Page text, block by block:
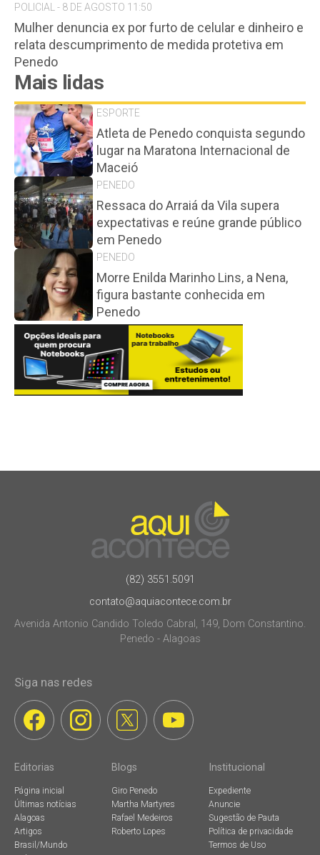
POLICIAL - 8 DE AGOSTO 11:50
Mulher denuncia ex por furto de celular e dinheiro e
relata descumprimento de medida protetiva em
Penedo
Mais lidas
ESPORTE
Atleta de Penedo conquista segundo
lugar na Maratona Internacional de
Maceió
PENEDO
Ressaca do Arraiá da Vila supera
expectativas e reúne grande público
em Penedo
PENEDO
Morre Enilda Marinho Lins, a Nena,
figura bastante conhecida em
Penedo
(82) 3551.5091
contato@aquiacontece.com.br
Avenida Antonio Candido Toledo Cabral, 149, Dom Constantino.
Penedo - Alagoas
Siga nas redes
Editorias
Página inicial
Últimas notícias
Alagoas
Artigos
Brasil/Mundo
Blogs
Giro Penedo
Martha Martyres
Rafael Medeiros
Roberto Lopes
Institucional
Expediente
Anuncie
Sugestão de Pauta
Política de privacidade
Termos de Uso